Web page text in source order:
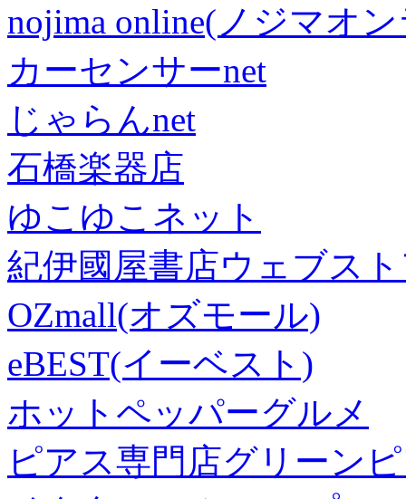
nojima online(ノジマオ
カーセンサーnet
じゃらんnet
石橋楽器店
ゆこゆこネット
紀伊國屋書店ウェブス
OZmall(オズモール)
eBEST(イーベスト)
ホットペッパーグルメ
ピアス専門店グリーン